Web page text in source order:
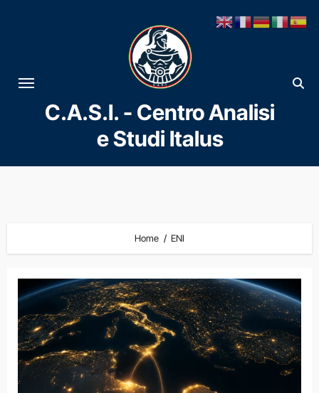
al
contenuto
C.A.S.I. - Centro Analisi
e Studi Italus
Home ENI